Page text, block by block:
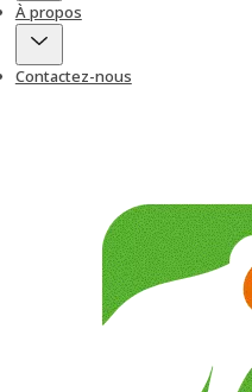
À propos
Contactez-nous